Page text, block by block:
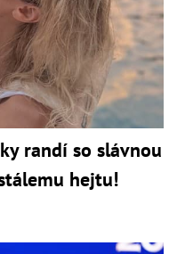
randí so slávnou
hejtu!